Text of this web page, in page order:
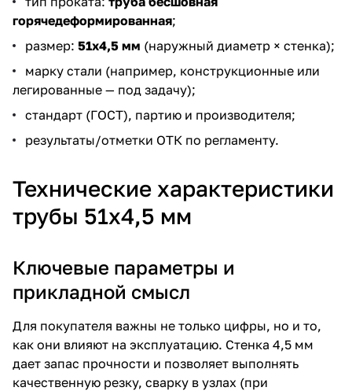
горячедеформированная;
размер: 51х4,5 мм (наружный диаметр × стенка);
марку стали (например, конструкционные или
легированные — под задачу);
стандарт (ГОСТ), партию и производителя;
результаты/отметки ОТК по регламенту.
Технические характеристики
трубы 51х4,5 мм
Ключевые параметры и
прикладной смысл
Для покупателя важны не только цифры, но и то,
как они влияют на эксплуатацию. Стенка 4,5 мм
дает запас прочности и позволяет выполнять
качественную резку, сварку в узлах (при